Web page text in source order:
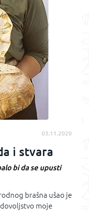
03.11.2020
i stvara
bi da se upusti
brašna ušao je
moje